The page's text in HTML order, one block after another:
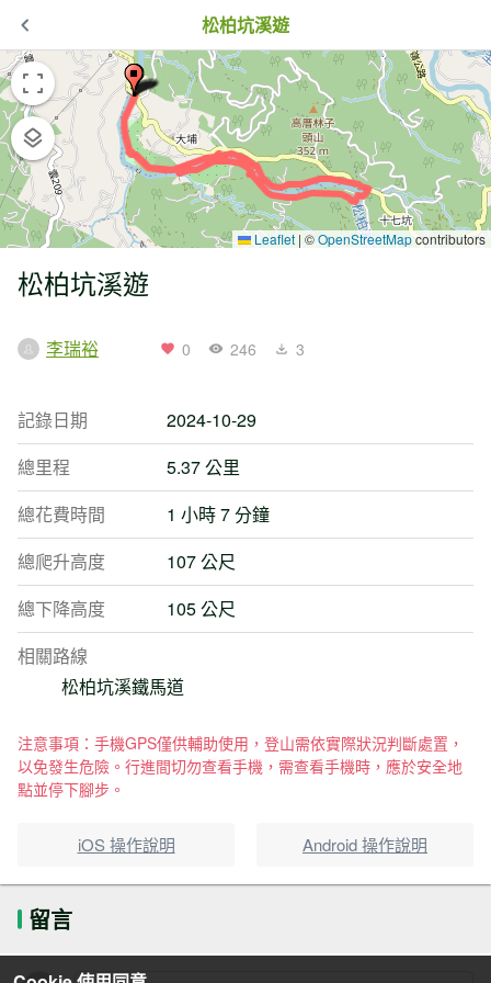
松柏坑溪遊
Leaflet | ©OpenStreetMapcontributors
松柏坑溪遊
李瑞裕 0 246 3
記錄日期
2024-10-29
總里程
5.37 公里
總花費時間
1 小時 7 分鐘
總爬升高度
107 公尺
總下降高度
105 公尺
相關路線
松柏坑溪鐵馬道
注意事項：手機GPS僅供輔助使用，登山需依實際狀況判斷處置，
以免發生危險。行進間切勿查看手機，需查看手機時，應於安全地
點並停下腳步。
iOS 操作說明 Android 操作說明
留言